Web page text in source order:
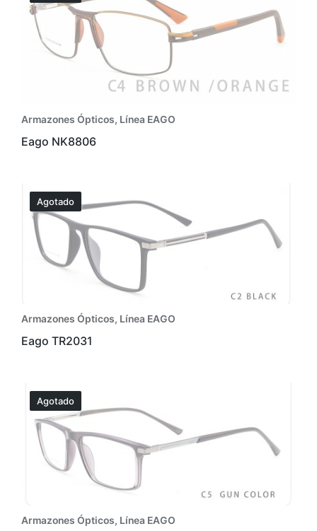
Armazones Ópticos, Línea EAGO
Eago NK8806
Agotado
Armazones Ópticos, Línea EAGO
Eago TR2031
Agotado
Armazones Ópticos, Línea EAGO